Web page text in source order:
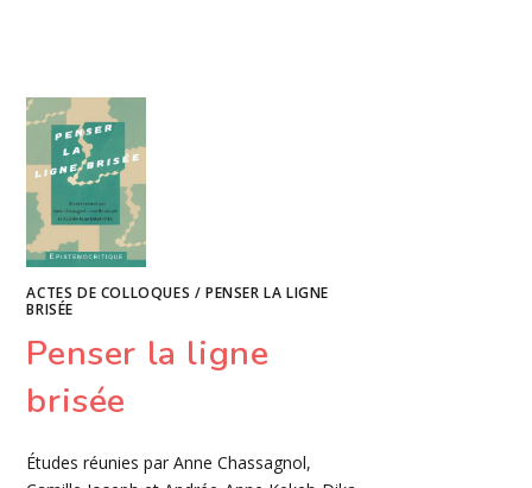
ACTES DE COLLOQUES /PENSER LA LIGNE
BRISÉE
Penser la ligne
brisée
Études réunies par Anne Chassagnol,